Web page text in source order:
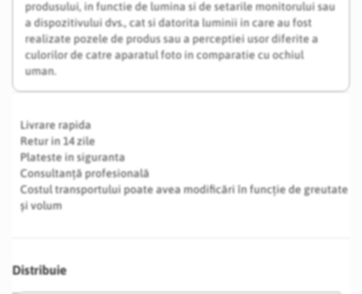
produsului, in functie de lumina si de setarile monitorului sau
a dispozitivului dvs., cat si datorita luminii in care au fost
realizate pozele de produs sau a perceptiei usor diferite a
culorilor de catre aparatul foto in comparatie cu ochiul
uman.
Livrare rapida
Retur in 14 zile
Plateste in siguranta
Consultanță profesională
Costul transportului poate avea modificări în funcție de greutate
și volum
Distribuie